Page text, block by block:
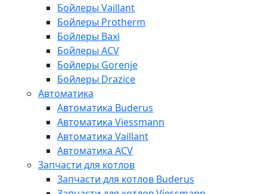
Бойлеры Vaillant
Бойлеры Protherm
Бойлеры Baxi
Бойлеры ACV
Бойлеры Gorenje
Бойлеры Drazice
Автоматика
Автоматика Buderus
Автоматика Viessmann
Автоматика Vaillant
Автоматика ACV
Запчасти для котлов
Запчасти для котлов Buderus